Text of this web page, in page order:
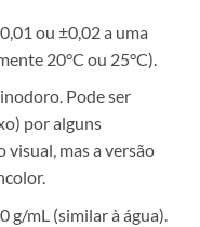
ou ±0,02 a uma
20°C ou 25°C).
Pode ser
por alguns
mas a versão
g/mL (similar à água).